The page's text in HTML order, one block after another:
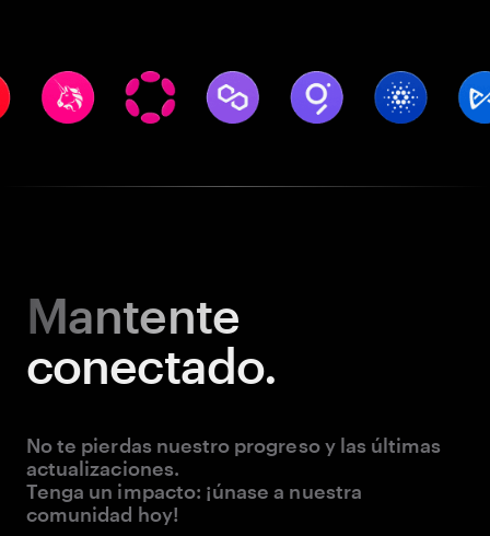
Mantente
conectado.
No te pierdas nuestro progreso y las últimas
actualizaciones.
Tenga un impacto: ¡únase a nuestra
comunidad hoy!